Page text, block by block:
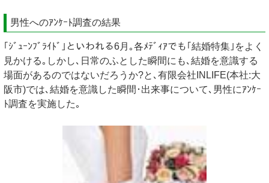
男性へのｱﾝｹｰﾄ調査の結果
｢ｼﾞｭｰﾝﾌﾞﾗｲﾄﾞ｣といわれる6月｡各ﾒﾃﾞｨｱでも｢結婚特集｣をよく
見かける｡しかし､日常のふとした瞬間にも､結婚を意識する
場面があるのではないだろうか?と､有限会社INLIFE(本社:大
阪市)では､結婚を意識した瞬間･出来事について､男性にｱﾝｹｰ
ﾄ調査を実施した｡